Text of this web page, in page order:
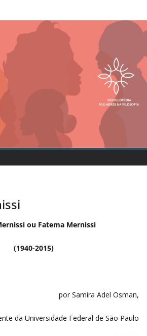
ou Fatema Mernissi
(1940-2015)
por Samira Adel Osman,
da Universidade Federal de São Paulo